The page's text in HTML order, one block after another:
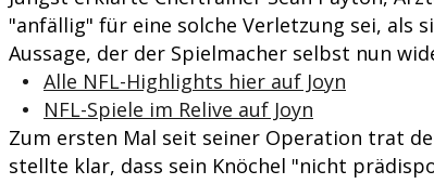
"anfällig" für eine solche Verletzung sei, als
Aussage, der der Spielmacher selbst nun
Alle NFL-Highlights hier auf Joyn
NFL-Spiele im Relive auf Joyn
Zum ersten Mal seit seiner Operation trat
stellte klar, dass sein Knöchel "nicht